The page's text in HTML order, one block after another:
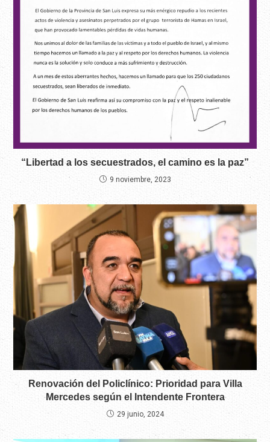
“Libertad a los secuestrados, el camino es la paz”
9 noviembre, 2023
Renovación del Policlínico: Prioridad para Villa
Mercedes según el Intendente Frontera
29 junio, 2024